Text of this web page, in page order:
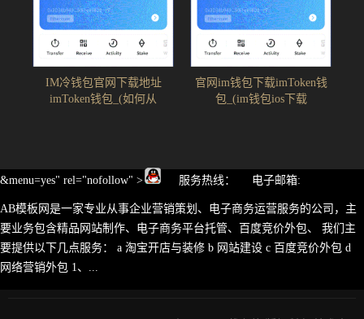
IM冷钱包官网下载地址
imToken钱包_(如何从
官网im钱包下载imToken钱
包_(im钱包ios下载
&menu=yes" rel="nofollow" > 服务热线： 电子邮箱:
AB模板网是一家专业从事企业营销策划、电子商务运营服务的公司，主
要业务包含精品网站制作、电子商务平台托管、百度竞价外包、 我们主
要提供以下几点服务： a 淘宝开店与装修 b 网站建设 c 百度竞价外包 d
网络营销外包 1、...